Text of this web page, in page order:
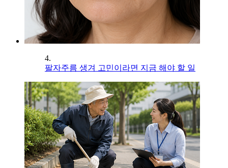
4.
팔자주름 생겨 고민이라면 지금 해야 할 일